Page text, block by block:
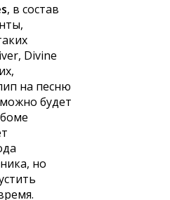
, в состав
Divine
на песню
будет
но